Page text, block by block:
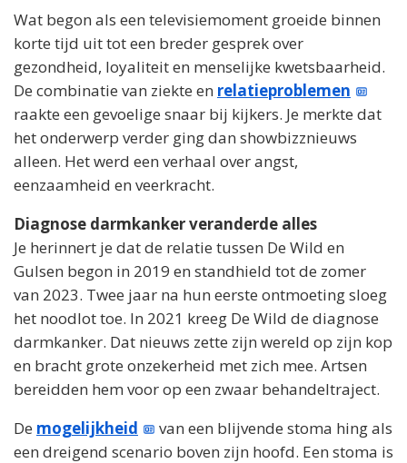
Wat begon als een televisiemoment groeide binnen
korte tijd uit tot een breder gesprek over
gezondheid, loyaliteit en menselijke kwetsbaarheid.
De combinatie van ziekte en relatieproblemen
raakte een gevoelige snaar bij kijkers. Je merkte dat
het onderwerp verder ging dan showbizznieuws
alleen. Het werd een verhaal over angst,
eenzaamheid en veerkracht.
Diagnose darmkanker veranderde alles
Je herinnert je dat de relatie tussen De Wild en
Gulsen begon in 2019 en standhield tot de zomer
van 2023. Twee jaar na hun eerste ontmoeting sloeg
het noodlot toe. In 2021 kreeg De Wild de diagnose
darmkanker. Dat nieuws zette zijn wereld op zijn kop
en bracht grote onzekerheid met zich mee. Artsen
bereidden hem voor op een zwaar behandeltraject.
De mogelijkheid
van een blijvende stoma hing als
een dreigend scenario boven zijn hoofd. Een stoma is